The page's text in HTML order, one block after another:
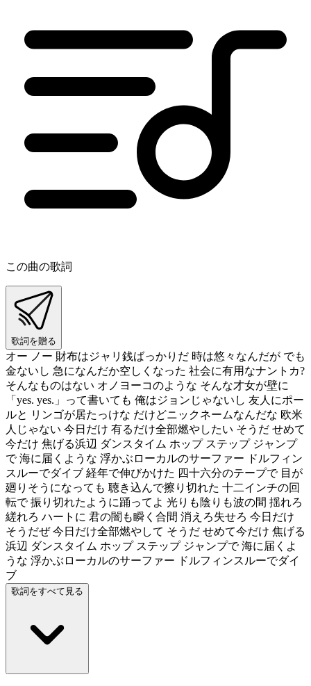
この曲の歌詞
歌詞を贈る
オー ノー 財布はジャリ銭ばっかりだ 時は悠々なんだが でも
金ないし 急になんだか空しくなった 社会に有用なナントカ?
そんなものはない オノヨーコのような そんな才女が壁に
「yes. yes.」って書いても 俺はジョンじゃないし 友人にポー
ルと リンゴが居たっけな だけどニックネームなんだな 欧米
人じゃない 今日だけ 有るだけ全部燃やしたい そうだ せめて
今だけ 焦げる浜辺 ダンスタイム ホップ ステップ ジャンプ
で 海に届くような 浮かぶローカルのサーファー ドルフィン
スルーでダイブ 経年で伸びかけた 四十六分のテープで 目が
廻りそうになっても 聴き込んで擦り切れた 十二インチの回
転で 振り切れたように踊ってよ 光りも陰りも波の間 揺れろ
縒れろ ハートに 君の闇も瞬く合間 消えろ失せろ 今日だけ
そうだぜ 今日だけ全部燃やして そうだ せめて今だけ 焦げる
浜辺 ダンスタイム ホップ ステップ ジャンプで 海に届くよ
うな 浮かぶローカルのサーファー ドルフィンスルーでダイ
ブ
歌詞をすべて見る